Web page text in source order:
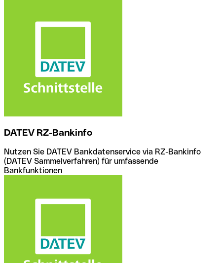
DATEV RZ-Bankinfo
Nutzen Sie DATEV Bankdatenservice via RZ-Bankinfo
(DATEV Sammelverfahren) für umfassende
Bankfunktionen